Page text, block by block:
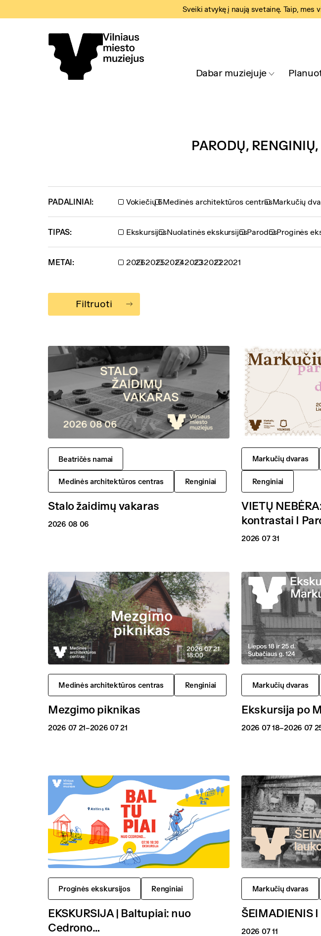
Sveiki atvykę į naują svetainę. Taip,
Dabar muziejuje
PARODŲ,
PADALINIAI: Vokiečių 6Medinės architektūros centrasMarkučių
TIPAS: EkskursijosNuolatinės ekskursijosParodosProginės
METAI: 202620252024202320222021
Filtruoti
Beatričės namai
Medinės architektūros centras Renginiai
Stalo žaidimų vakaras
2026 08 06
Markučių dvaras
Renginiai
VIETŲ
kontrastai I
2026 07 31
Medinės architektūros centras Renginiai
Mezgimo piknikas
2026 07 21–2026 07 21
Markučių dvaras
Ekskursija po
2026 07 18–2026 07
Proginės ekskursijos Renginiai
EKSKURSIJA | Baltupiai: nuo
Cedrono…
Markučių dvaras
ŠEIMADIENIS
2026 07 11